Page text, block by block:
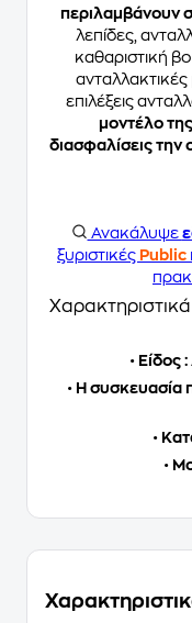
περιλαμβάνουν
λεπίδες,
καθαριστική
ανταλλακτικές
επιλέξεις
μοντέλο
διασφαλίσεις την
Ανακάλυψε
ξυριστικές Public
Χαρακτηριστικά
• Είδος :
•Η συσκευασία
•
•